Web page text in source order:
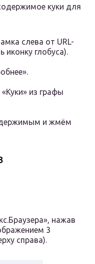
куки для
слева от URL-
иконку глобуса).
из графы
и жмём
нажав
3
справа).